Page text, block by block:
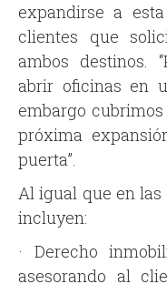
expandirse a
clientes que
ambos destinos.
abrir oficinas en
embargo
próxima
puerta”.
Al igual que en las
incluyen:
· Derecho
asesorando al